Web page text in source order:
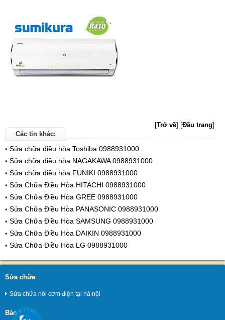
[Trở về] [Đầu trang]
Các tin khác:
• Sửa chữa điều hòa Toshiba 0988931000
• Sửa chữa điều hòa NAGAKAWA 0988931000
• Sửa chữa điều hòa FUNIKI 0988931000
• Sửa Chữa Điều Hòa HITACHI 0988931000
• Sửa Chữa Điều Hòa GREE 0988931000
• Sửa Chữa Điều Hòa PANASONIC 0988931000
• Sửa Chữa Điều Hòa SAMSUNG 0988931000
• Sửa Chữa Điều Hòa DAIKIN 0988931000
• Sửa Chữa Điều Hòa LG 0988931000
Sửa chữa
Sửa chữa nôi cơm điện tại hà nội
Bảo hành